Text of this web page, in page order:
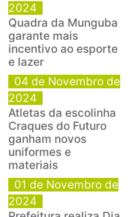
2024
Quadra da Munguba
garante mais
incentivo ao esporte
e lazer
04 de Novembro de
2024
Atletas da escolinha
Craques do Futuro
ganham novos
uniformes e
materiais
01 de Novembro de
2024